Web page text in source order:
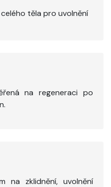
těla pro uvolnění
na regeneraci po
na zklidnění, uvolnění